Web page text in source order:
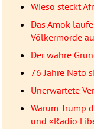
Wieso steckt
Das Amok
Völkermorde
Der wahre
76 Jahre Nato
Unerwartete
Warum Trump
und «Radio